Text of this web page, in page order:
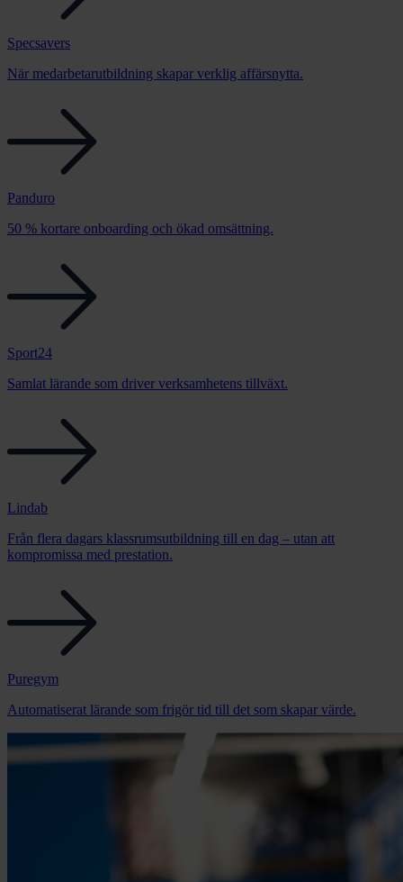
Specsavers
När medarbetarutbildning skapar verklig affärsnytta.
Panduro
50 % kortare onboarding och ökad omsättning.
Sport24
Samlat lärande som driver verksamhetens tillväxt.
Lindab
Från flera dagars klassrumsutbildning till en dag – utan att
kompromissa med prestation.
Puregym
Automatiserat lärande som frigör tid till det som skapar värde.